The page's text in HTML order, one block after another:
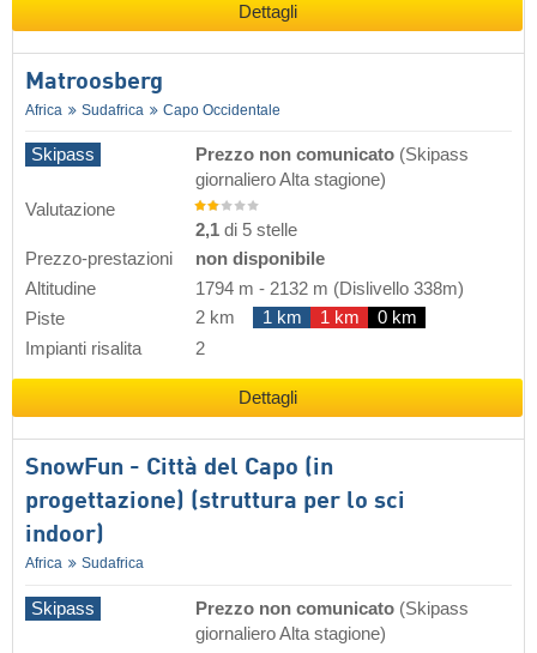
Dettagli
Matroosberg
Africa Sudafrica Capo Occidentale
Skipass Prezzo non comunicato (Skipass
giornaliero Alta stagione)
Valutazione
2,1 di 5 stelle
Prezzo-prestazioni
non disponibile
Altitudine
1794 m - 2132 m (Dislivello 338m)
Piste
2 km 1 km 1 km
0 km
Impianti risalita
2
Dettagli
SnowFun - Città del Capo (in
progettazione) (struttura per lo sci
indoor)
Africa Sudafrica
Skipass Prezzo non comunicato (Skipass
giornaliero Alta stagione)